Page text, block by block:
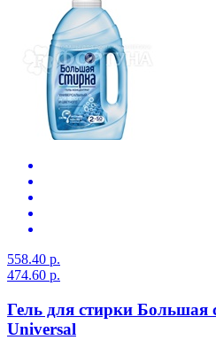
558.40 р.
474.60 р.
Гель для стирки Большая
Universal